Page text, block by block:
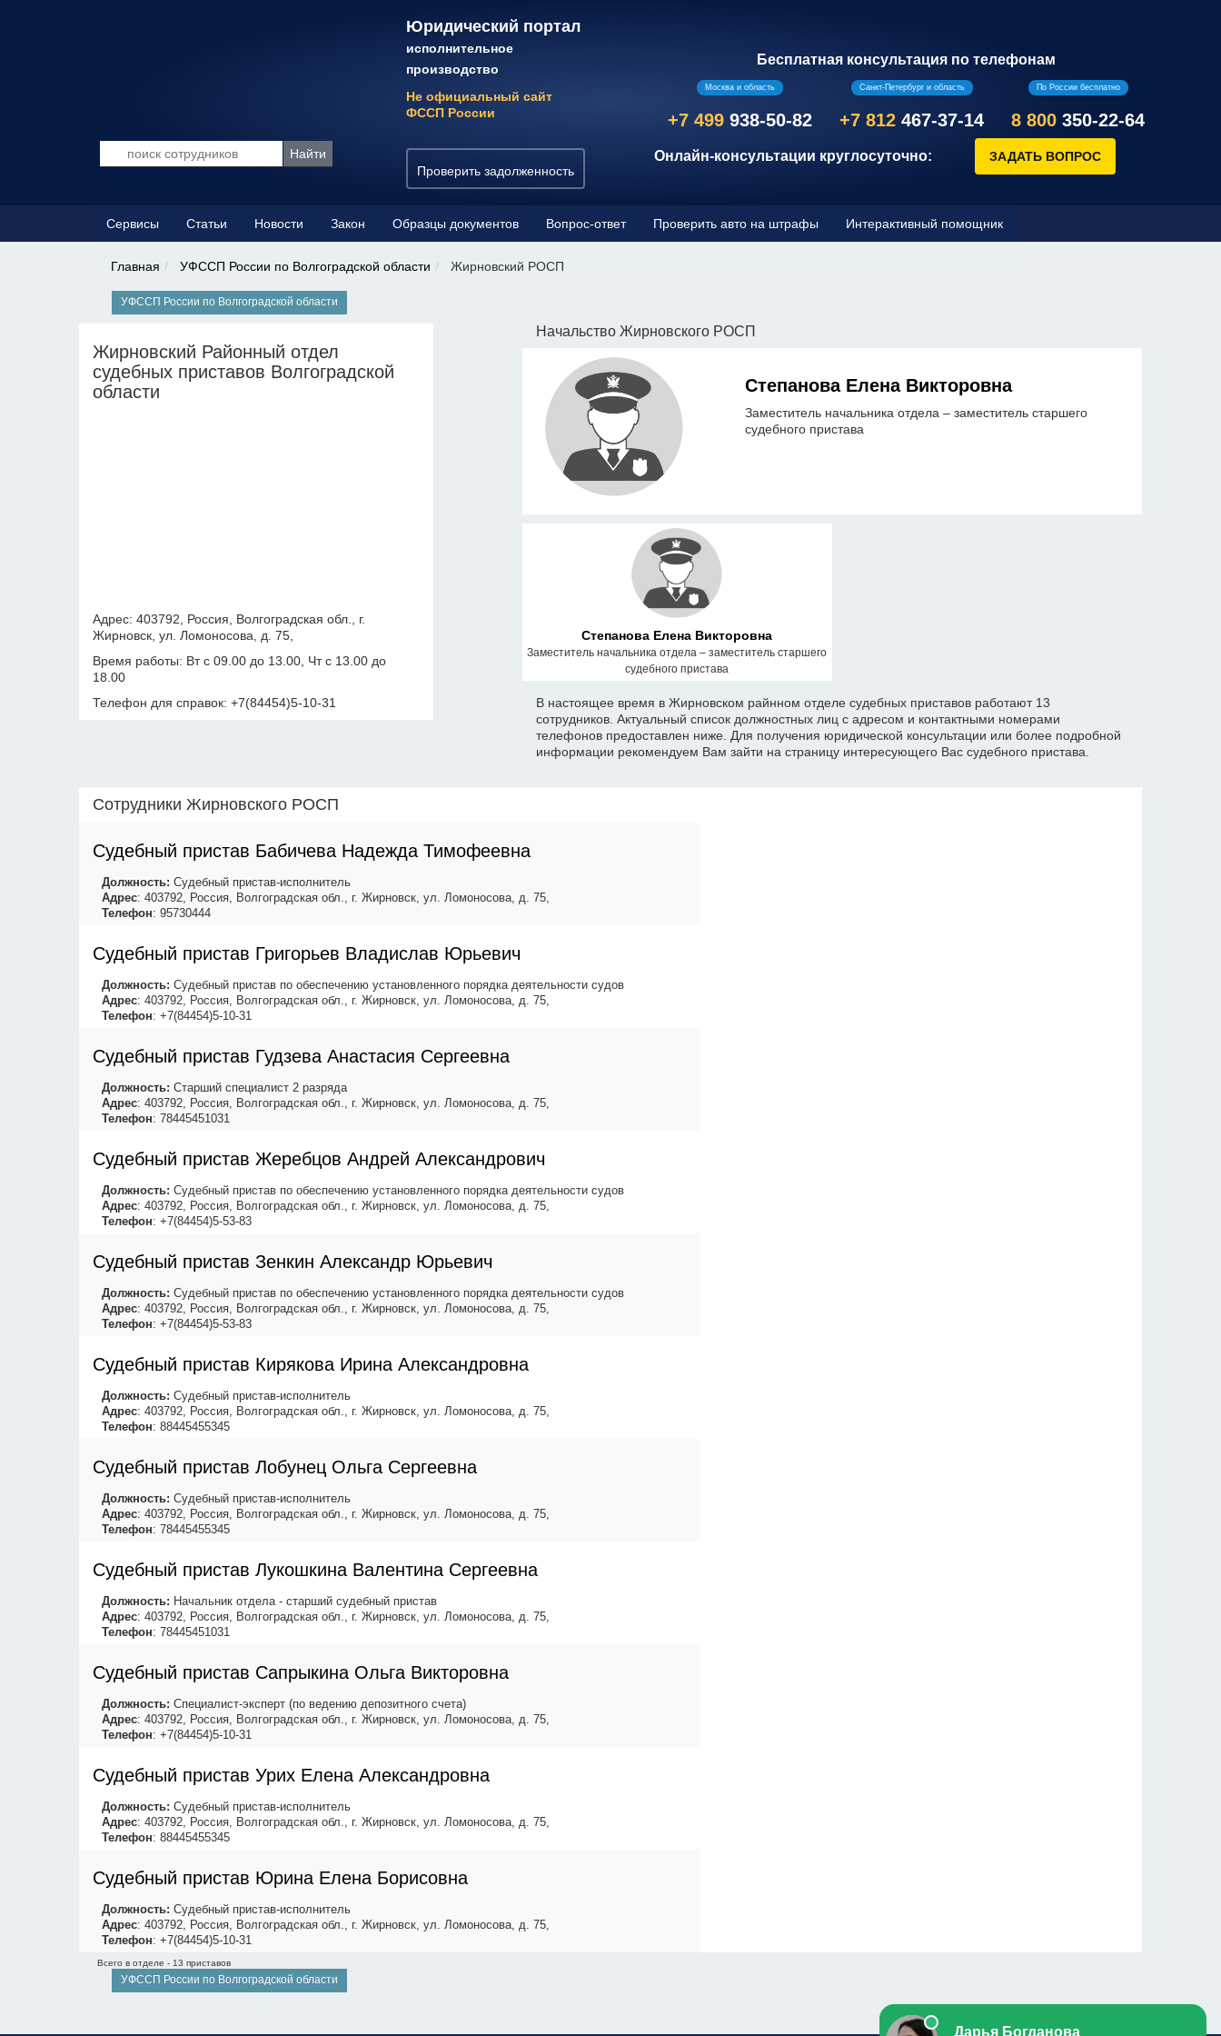
Юридический портал
исполнительное
производство
Не официальный сайт
ФССП России
Проверить задолженность
Бесплатная консультация по телефонам
Москва и область
+7 499 938-50-82
Санкт-Петербург и область
+7 812 467-37-14
По России бесплатно
8 800 350-22-64
Онлайн-консультации круглосуточно:
Сервисы Статьи Новости Закон Образцы документов Вопрос-ответ Проверить авто на штрафы Интерактивный помощник
Главная УФССП России по Волгоградской области Жирновский РОСП
УФССП России по Волгоградской области
Жирновский Районный отдел
судебных приставов Волгоградской
области
Адрес: 403792, Россия, Волгоградская обл., г.
Жирновск, ул. Ломоносова, д. 75,
Время работы: Вт с 09.00 до 13.00, Чт с 13.00 до
18.00
Телефон для справок: +7(84454)5-10-31
Начальство Жирновского РОСП
Степанова Елена Викторовна
Заместитель начальника отдела – заместитель старшего
судебного пристава
Степанова Елена Викторовна
Заместитель начальника отдела – заместитель старшего
судебного пристава
В настоящее время в Жирновском райнном отделе судебных приставов работают 13
сотрудников. Актуальный список должностных лиц с адресом и контактными номерами
телефонов предоставлен ниже. Для получения юридической консультации или более подробной
информации рекомендуем Вам зайти на страницу интересующего Вас судебного пристава.
Сотрудники Жирновского РОСП
Судебный пристав Бабичева Надежда Тимофеевна
Должность: Судебный пристав-исполнитель
Адрес: 403792, Россия, Волгоградская обл., г. Жирновск, ул. Ломоносова, д. 75,
Телефон: 95730444
Судебный пристав Григорьев Владислав Юрьевич
Должность: Судебный пристав по обеспечению установленного порядка деятельности судов
Адрес: 403792, Россия, Волгоградская обл., г. Жирновск, ул. Ломоносова, д. 75,
Телефон: +7(84454)5-10-31
Судебный пристав Гудзева Анастасия Сергеевна
Должность: Старший специалист 2 разряда
Адрес: 403792, Россия, Волгоградская обл., г. Жирновск, ул. Ломоносова, д. 75,
Телефон: 78445451031
Судебный пристав Жеребцов Андрей Александрович
Должность: Судебный пристав по обеспечению установленного порядка деятельности судов
Адрес: 403792, Россия, Волгоградская обл., г. Жирновск, ул. Ломоносова, д. 75,
Телефон: +7(84454)5-53-83
Судебный пристав Зенкин Александр Юрьевич
Должность: Судебный пристав по обеспечению установленного порядка деятельности судов
Адрес: 403792, Россия, Волгоградская обл., г. Жирновск, ул. Ломоносова, д. 75,
Телефон: +7(84454)5-53-83
Судебный пристав Кирякова Ирина Александровна
Должность: Судебный пристав-исполнитель
Адрес: 403792, Россия, Волгоградская обл., г. Жирновск, ул. Ломоносова, д. 75,
Телефон: 88445455345
Судебный пристав Лобунец Ольга Сергеевна
Должность: Судебный пристав-исполнитель
Адрес: 403792, Россия, Волгоградская обл., г. Жирновск, ул. Ломоносова, д. 75,
Телефон: 78445455345
Судебный пристав Лукошкина Валентина Сергеевна
Должность: Начальник отдела - старший судебный пристав
Адрес: 403792, Россия, Волгоградская обл., г. Жирновск, ул. Ломоносова, д. 75,
Телефон: 78445451031
Судебный пристав Сапрыкина Ольга Викторовна
Должность: Специалист-эксперт (по ведению депозитного счета)
Адрес: 403792, Россия, Волгоградская обл., г. Жирновск, ул. Ломоносова, д. 75,
Телефон: +7(84454)5-10-31
Судебный пристав Урих Елена Александровна
Должность: Судебный пристав-исполнитель
Адрес: 403792, Россия, Волгоградская обл., г. Жирновск, ул. Ломоносова, д. 75,
Телефон: 88445455345
Судебный пристав Юрина Елена Борисовна
Должность: Судебный пристав-исполнитель
Адрес: 403792, Россия, Волгоградская обл., г. Жирновск, ул. Ломоносова, д. 75,
Телефон: +7(84454)5-10-31
Всего в отделе - 13 приставов
УФССП России по Волгоградской области